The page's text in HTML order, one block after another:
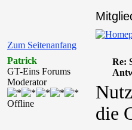
Zum Seitenanfang
Patrick
GT-Eins Forums
Moderator
Offline
Re:
die